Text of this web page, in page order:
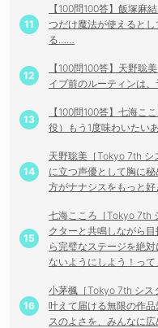
【100問100答】飯塚麻
つだけ魔法が使えると
る……
【100問100答】天野聡
イブ前のルーティンは
【100問100答】七海こ
役）もう1度味わいたい
天野聡美［Tokyo 7th シ
に立つ声優として胸に
方がナナシスをもっと好
七海こころ［Tokyo 7th
クターと共鳴しながら
ら完璧なステージを絶
ないようにしよう！って
小茅楓［Tokyo 7th シス
叶えて届ける無限の作
スのよさを、みんなに広